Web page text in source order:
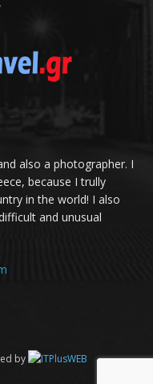
also a photographer. I
because I trully
in the world! I also
and unusual
by